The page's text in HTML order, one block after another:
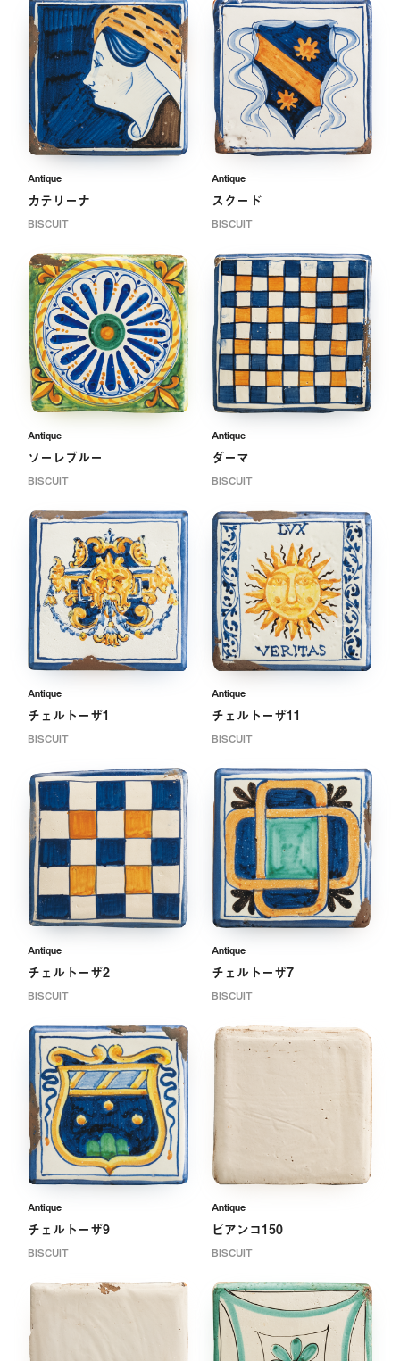
Antique
カテリーナ
BISCUIT
Antique
スクード
BISCUIT
Antique
ソーレブルー
BISCUIT
Antique
ダーマ
BISCUIT
Antique
チェルトーザ1
BISCUIT
Antique
チェルトーザ11
BISCUIT
Antique
チェルトーザ2
BISCUIT
Antique
チェルトーザ7
BISCUIT
Antique
チェルトーザ9
BISCUIT
Antique
ビアンコ150
BISCUIT